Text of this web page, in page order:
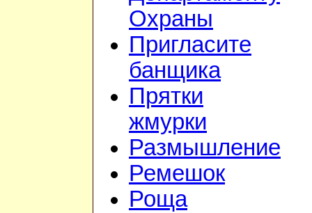
Охраны
Пригласите
банщика
Прятки
жмурки
Размышление
Ремешок
Роща